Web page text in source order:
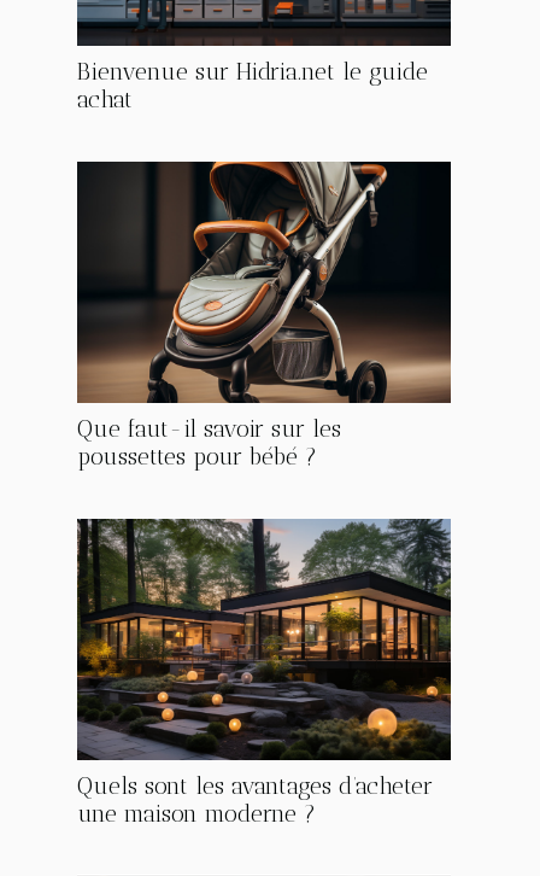
Bienvenue sur Hidria.net le guide
achat
Que faut-il savoir sur les
poussettes pour bébé ?
Quels sont les avantages d’acheter
une maison moderne ?